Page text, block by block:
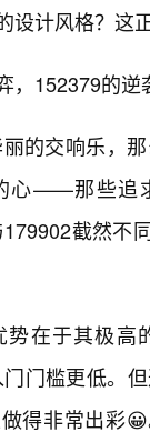
设计风格？这
，152379的
的交响乐，
心——那些追
截然不
势在于其极高
门槛更低。
得非常出彩